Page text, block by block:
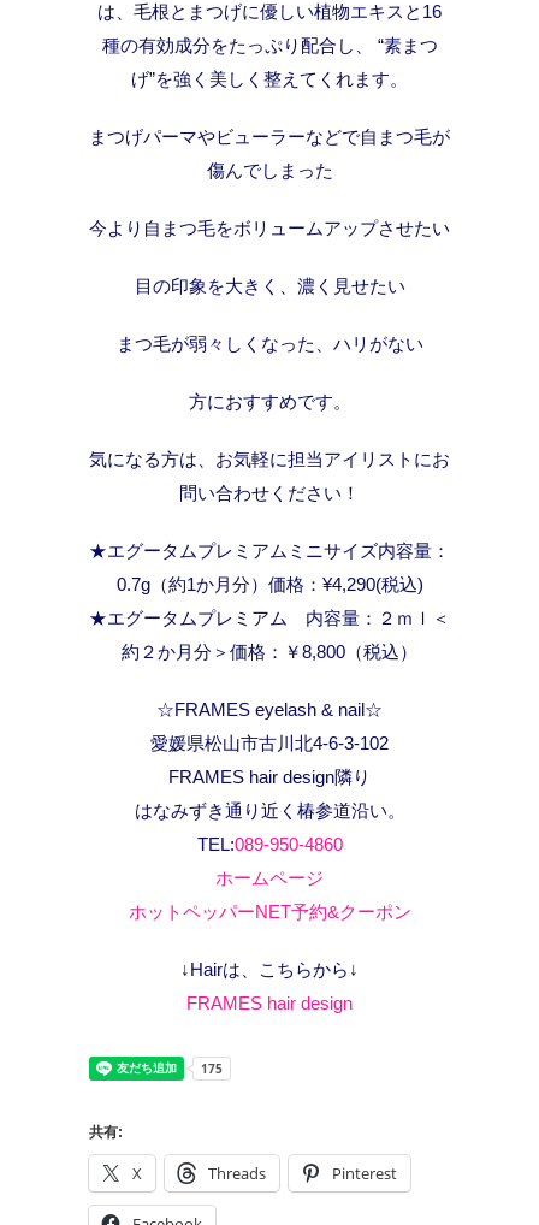
は、毛根とまつげに優しい植物エキスと16
種の有効成分をたっぷり配合し、 “素まつ
げ”を強く美しく整えてくれます。
まつげパーマやビューラーなどで自まつ毛が
傷んでしまった
今より自まつ毛をボリュームアップさせたい
目の印象を大きく、濃く見せたい
まつ毛が弱々しくなった、ハリがない
方におすすめです。
気になる方は、お気軽に担当アイリストにお
問い合わせください！
★エグータムプレミアムミニサイズ内容量：
0.7g（約1か月分）価格：¥4,290(税込)
★エグータムプレミアム 内容量：２ｍｌ＜
約２か月分＞価格：￥8,800（税込）
☆FRAMES eyelash & nail☆
愛媛県松山市古川北4-6-3-102
FRAMES hair design隣り
はなみずき通り近く椿参道沿い。
TEL:089-950-4860
ホームページ
ホットペッパーNET予約&クーポン
↓Hairは、こちらから↓
FRAMES hair design
共有:
X Threads Pinterest